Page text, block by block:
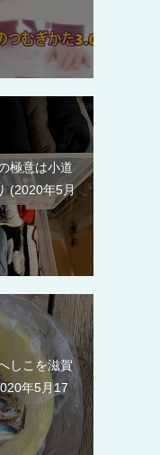
極意は小道
2020年5月
しこを滋賀
年5月17